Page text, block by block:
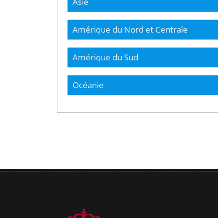
Amérique du Nord et Centrale
Amérique du Sud
Océanie